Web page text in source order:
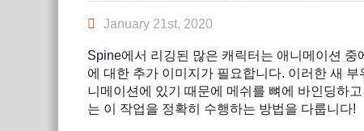
January 21st, 2020
Spine에서 리깅된 많은 캐릭터는 애니메이션
에 대한 추가 이미지가 필요합니다. 이러한 새
니메이션에 있기 때문에 메쉬를 뼈에 바인딩하
는 이 작업을 정확히 수행하는 방법을 다룹니다!